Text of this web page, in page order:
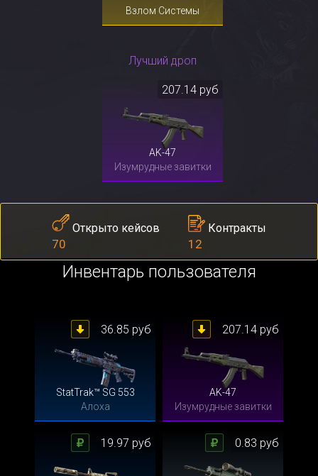
Взлом Системы
Лучший дроп
AK-47
Изумрудные завитки
207.14 руб
Открыто кейсов
70
Контракты
12
Инвентарь пользователя
StatTrak™ SG 553
Алоха
36.85 руб
AK-47
Изумрудные завитки
207.14 руб
19.97 руб 0.83 руб